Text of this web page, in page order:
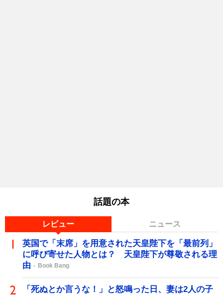
話題の本
レビュー ニュース
英国で「末席」を用意された天皇陛下を「最前列」
に呼び寄せた人物とは？ 天皇陛下が尊敬される理
由
Book Bang
「死ぬとか言うな！」と怒鳴った日、妻は2人の子